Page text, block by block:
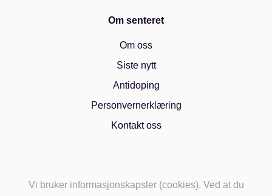
Om senteret
Om oss
Siste nytt
Antidoping
Personvernerklæring
Kontakt oss
Vi bruker informasjonskapsler (cookies). Ved at du